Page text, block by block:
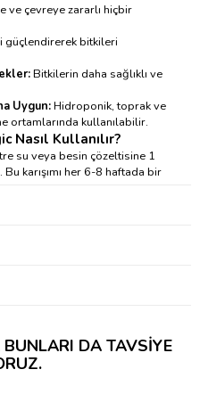
ve çevreye zararlı hiçbir
güçlendirerek bitkileri
Bitkilerin daha sağlıklı ve
Uygun:Hidroponik, toprak ve
ortamlarında kullanılabilir.
Nasıl Kullanılır?
su veya besin çözeltisine 1
karışımı her 6-8 haftada bir
DA TAVSIYE